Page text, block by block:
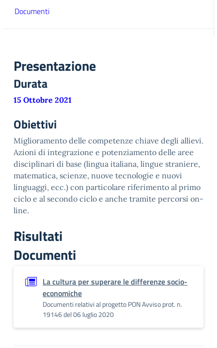
Documenti
Presentazione
Durata
15 Ottobre 2021
Obiettivi
Miglioramento delle competenze chiave degli allievi.
Azioni di integrazione e potenziamento delle aree
disciplinari di base (lingua italiana, lingue straniere,
matematica, scienze, nuove tecnologie e nuovi
linguaggi, ecc.) con particolare riferimento al primo
ciclo e al secondo ciclo e anche tramite percorsi on-
line.
Risultati
Documenti
La cultura per superare le differenze socio-
economiche
Documenti relativi al progetto PON Avviso prot. n.
19146 del 06 luglio 2020